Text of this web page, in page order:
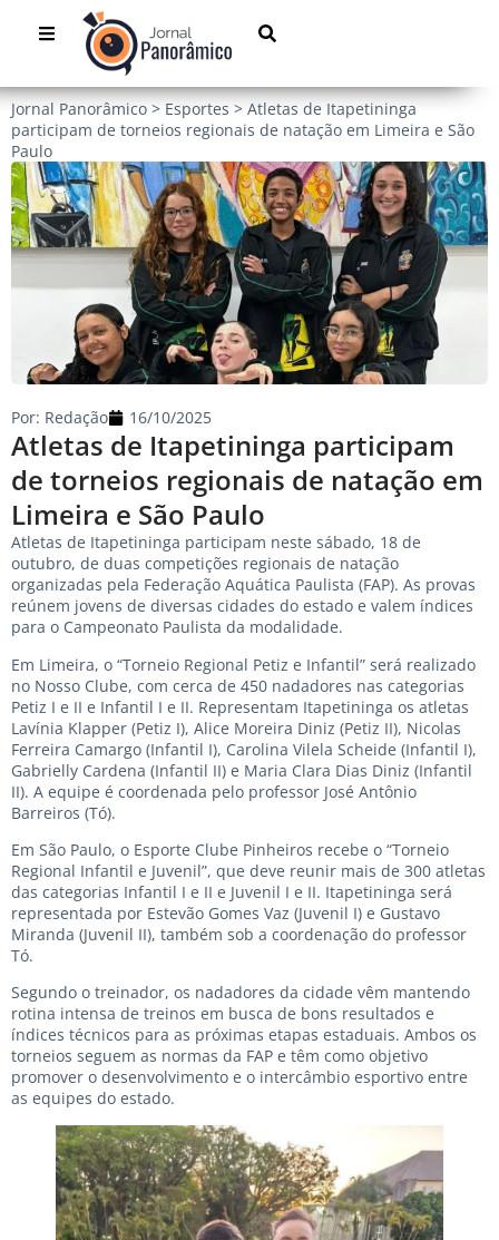
Jornal Panorâmico > Esportes > Atletas de Itapetininga
participam de torneios regionais de natação em Limeira e São
Paulo
Atletas de Itapetininga participam
de torneios regionais de natação em
Limeira e São Paulo
Por: Redação 16/10/2025
Atletas de Itapetininga participam neste sábado, 18 de
outubro, de duas competições regionais de natação
organizadas pela Federação Aquática Paulista (FAP). As provas
reúnem jovens de diversas cidades do estado e valem índices
para o Campeonato Paulista da modalidade.
Em Limeira, o “Torneio Regional Petiz e Infantil” será realizado
no Nosso Clube, com cerca de 450 nadadores nas categorias
Petiz I e II e Infantil I e II. Representam Itapetininga os atletas
Lavínia Klapper (Petiz I), Alice Moreira Diniz (Petiz II), Nicolas
Ferreira Camargo (Infantil I), Carolina Vilela Scheide (Infantil I),
Gabrielly Cardena (Infantil II) e Maria Clara Dias Diniz (Infantil
II). A equipe é coordenada pelo professor José Antônio
Barreiros (Tó).
Em São Paulo, o Esporte Clube Pinheiros recebe o “Torneio
Regional Infantil e Juvenil”, que deve reunir mais de 300 atletas
das categorias Infantil I e II e Juvenil I e II. Itapetininga será
representada por Estevão Gomes Vaz (Juvenil I) e Gustavo
Miranda (Juvenil II), também sob a coordenação do professor
Tó.
Segundo o treinador, os nadadores da cidade vêm mantendo
rotina intensa de treinos em busca de bons resultados e
índices técnicos para as próximas etapas estaduais. Ambos os
torneios seguem as normas da FAP e têm como objetivo
promover o desenvolvimento e o intercâmbio esportivo entre
as equipes do estado.